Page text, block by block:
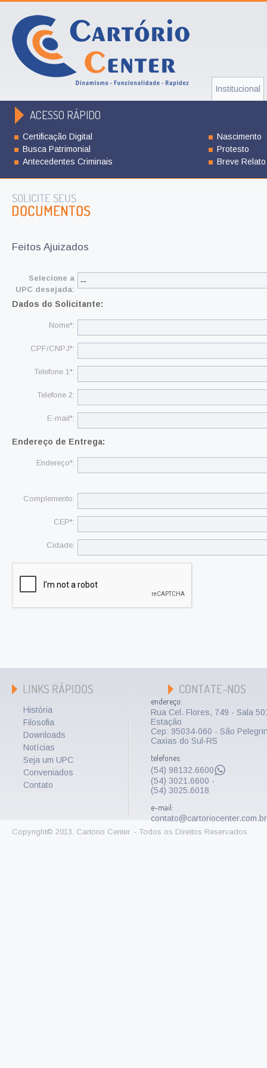
Institucional
ACESSO RÁPIDO
Certificação Digital
Busca Patrimonial
Antecedentes Criminais
Nascimento
Protesto
Breve Relato
Feitos Ajuizados
Selecione a
UPC desejada:
Dados do Solicitante:
Nome*:
CPF/CNPJ*:
Telefone 1*:
Telefone 2:
E-mail*:
Endereço de Entrega:
Endereço*:
Complemento:
CEP*:
Cidade:
História
Filosofia
Downloads
Notícias
Seja um UPC
Conveniados
Contato
endereço:
Rua Cel. Flores, 749 - Sala
Estação
Cep: 95034-060 - São
Caxias do Sul-RS
telefones:
(54) 98132.6600
(54) 3021.6600 -
(54) 3025.6018
e-mail:
contato@cartoriocenter.com.br
Copyright© 2013. Cartório Center. - Todos os Direitos Reservados.